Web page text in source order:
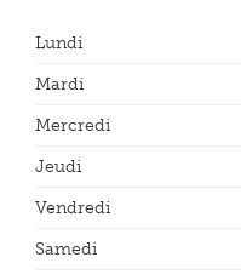
Lundi
Mardi
Mercredi
Jeudi
Vendredi
Samedi